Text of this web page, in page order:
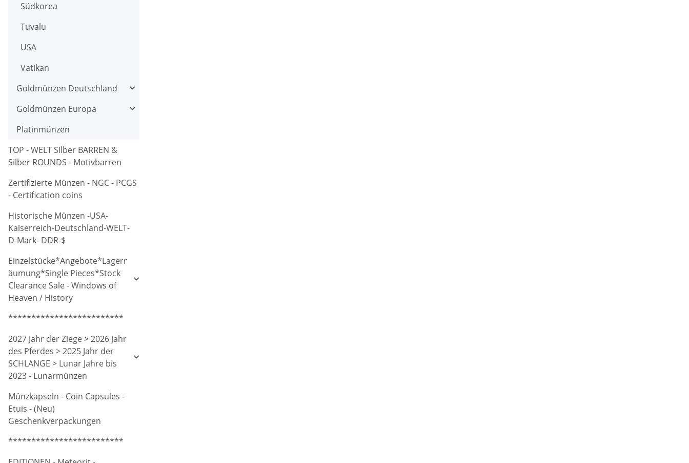
Südkorea
Tuvalu
USA
Vatikan
Goldmünzen Deutschland
Goldmünzen Europa
Platinmünzen
TOP - WELT Silber BARREN &
Silber ROUNDS - Motivbarren
Zertifizierte Münzen - NGC - PCGS
- Certification coins
Historische Münzen -USA-
Kaiserreich-Deutschland-WELT-
D-Mark- DDR-$
Einzelstücke*Angebote*Lagerr
äumung*Single Pieces*Stock
Clearance Sale - Windows of
Heaven / History
*************************
2027 Jahr der Ziege > 2026 Jahr
des Pferdes > 2025 Jahr der
SCHLANGE > Lunar Jahre bis
2023 - Lunarmünzen
Münzkapseln - Coin Capsules -
Etuis - (Neu)
Geschenkverpackungen
*************************